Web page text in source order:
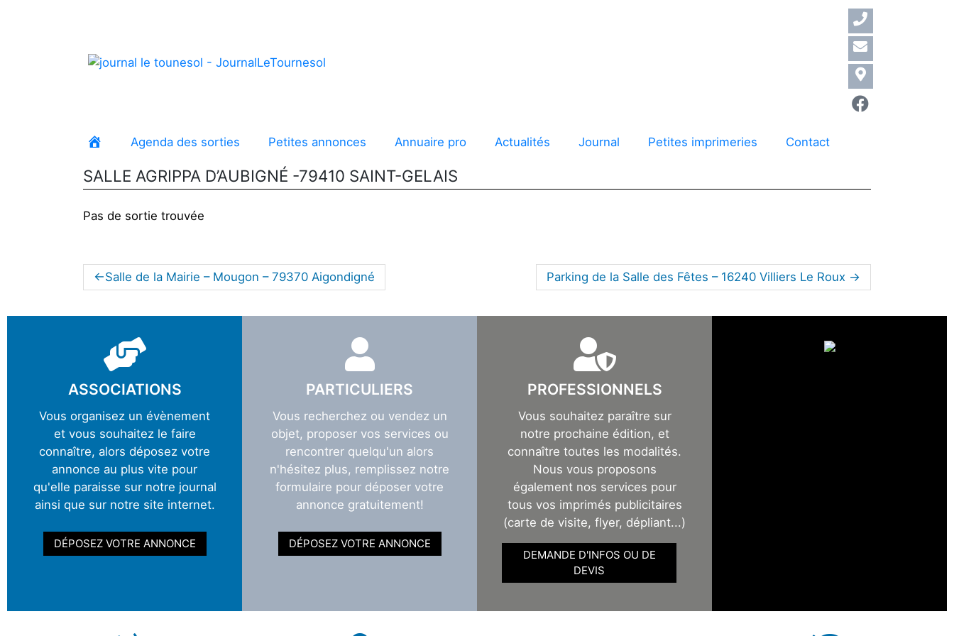
Accueil Agenda des sorties Petites annonces Annuaire pro Actualités Journal Petites imprimeries Contact
SALLE AGRIPPA D’AUBIGNÉ -79410 SAINT-GELAIS
Pas de sortie trouvée
Salle de la Mairie – Mougon – 79370 Aigondigné Parking de la Salle des Fêtes – 16240 Villiers Le Roux
ASSOCIATIONS
Vous organisez un évènement
et vous souhaitez le faire
connaître, alors déposez votre
annonce au plus vite pour
qu'elle paraisse sur notre journal
ainsi que sur notre site internet.
DÉPOSEZ VOTRE ANNONCE
PARTICULIERS
Vous recherchez ou vendez un
objet, proposer vos services ou
rencontrer quelqu'un alors
n'hésitez plus, remplissez notre
formulaire pour déposer votre
annonce gratuitement!
DÉPOSEZ VOTRE ANNONCE
PROFESSIONNELS
Vous souhaitez paraître sur
notre prochaine édition, et
connaître toutes les modalités.
Nous vous proposons
également nos services pour
tous vos imprimés publicitaires
(carte de visite, flyer, dépliant...)
DEMANDE D'INFOS OU DE
DEVIS